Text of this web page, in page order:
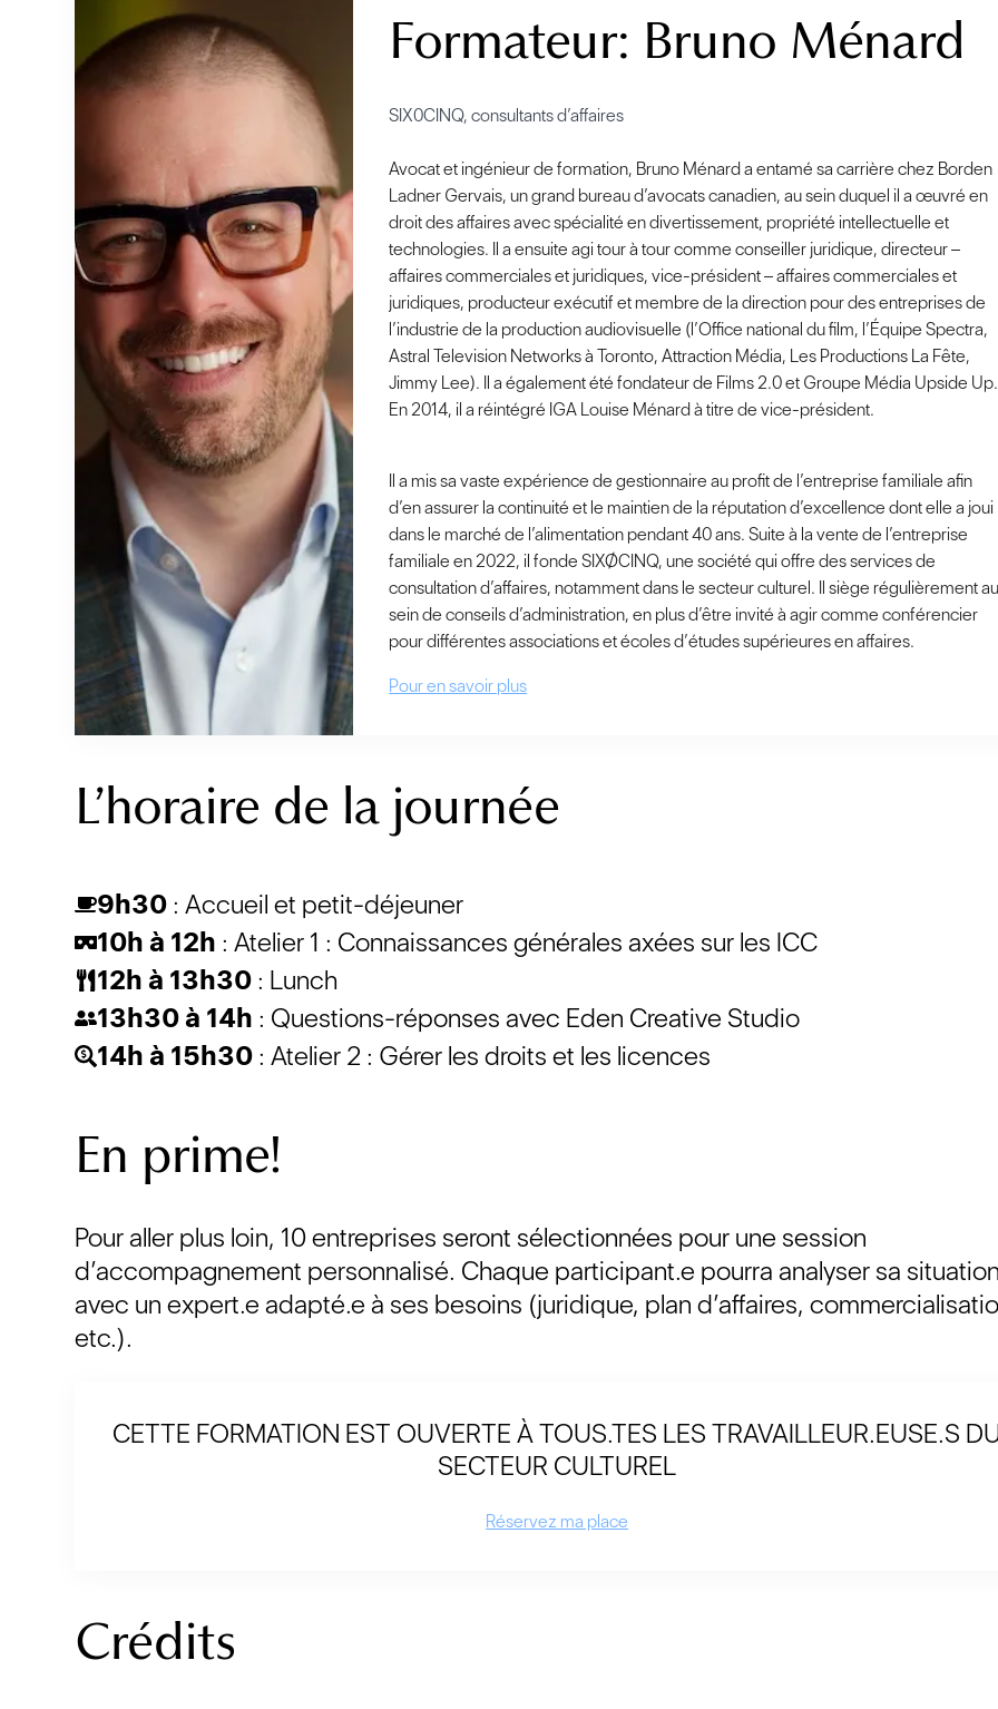
Formateur: Bruno Ménard
SIX0CINQ, consultants d’affaires
Avocat et ingénieur de formation, Bruno Ménard a entamé sa carrière chez Borden
Ladner Gervais, un grand bureau d’avocats canadien, au sein duquel il a œuvré en
droit des affaires avec spécialité en divertissement, propriété intellectuelle et
technologies. Il a ensuite agi tour à tour comme conseiller juridique, directeur –
affaires commerciales et juridiques, vice-président – affaires commerciales et
juridiques, producteur exécutif et membre de la direction pour des entreprises de
l’industrie de la production audiovisuelle (l’Office national du film, l’Équipe Spectra,
Astral Television Networks à Toronto, Attraction Média, Les Productions La Fête,
Jimmy Lee). Il a également été fondateur de Films 2.0 et Groupe Média Upside Up.
En 2014, il a réintégré IGA Louise Ménard à titre de vice-président.
Il a mis sa vaste expérience de gestionnaire au profit de l’entreprise familiale afin
d’en assurer la continuité et le maintien de la réputation d’excellence dont elle a joui
dans le marché de l’alimentation pendant 40 ans. Suite à la vente de l’entreprise
familiale en 2022, il fonde SIXØCINQ, une société qui offre des services de
consultation d’affaires, notamment dans le secteur culturel. Il siège régulièrement
sein de conseils d’administration, en plus d’être invité à agir comme conférencier
pour différentes associations et écoles d’études supérieures en affaires.
Pour en savoir plus
L’horaire de la journée
9h30 : Accueil et petit-déjeuner
10h à 12h : Atelier 1 : Connaissances générales axées sur les ICC
12h à 13h30 : Lunch
13h30 à 14h : Questions-réponses avec Eden Creative Studio
14h à 15h30 : Atelier 2 : Gérer les droits et les licences
En prime!
Pour aller plus loin, 10 entreprises seront sélectionnées pour une session
d’accompagnement personnalisé. Chaque participant.e pourra analyser sa
avec un expert.e adapté.e à ses besoins (juridique, plan d’affaires,
etc.).
CETTE FORMATION EST OUVERTE À TOUS.TES LES TRAVAILLEUR.EUSE.S
SECTEUR CULTUREL
Réservez ma place
Crédits